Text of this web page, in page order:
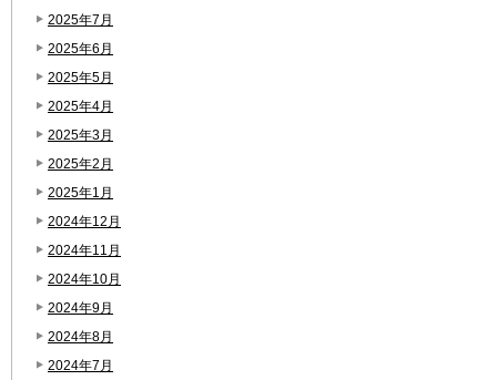
2025年7月
2025年6月
2025年5月
2025年4月
2025年3月
2025年2月
2025年1月
2024年12月
2024年11月
2024年10月
2024年9月
2024年8月
2024年7月